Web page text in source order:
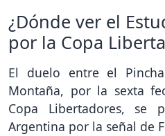
¿Dónde ver el
por la Copa
El duelo entre el
Montaña, por la sexta
Copa Libertadores,
Argentina por la señal de